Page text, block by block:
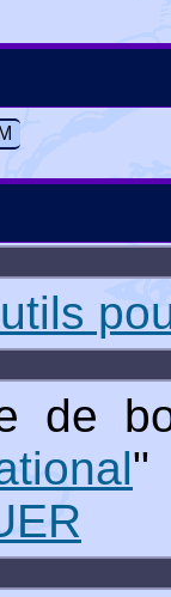
de
"